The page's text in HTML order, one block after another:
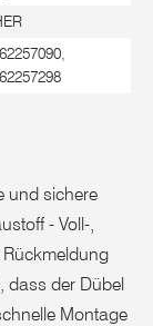
und sichere
- Voll-,
dass der Dübel
Montage